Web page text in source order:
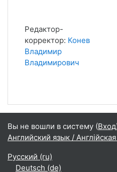
Редактор-
корректор: Конев
Владимир
Владимирович
Вы не вошли в систему (Вход
Английский язык /
Русский ‎(ru)‎
Deutsch ‎(de)‎